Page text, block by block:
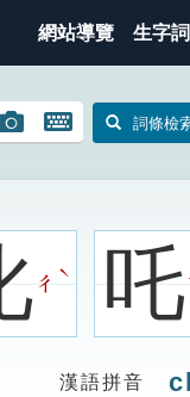
網站導覽 生字
圖
搜
圖
示
開
鍵
圖
示
詞條檢
ㄔ
ˋ 吒
漢語拼音